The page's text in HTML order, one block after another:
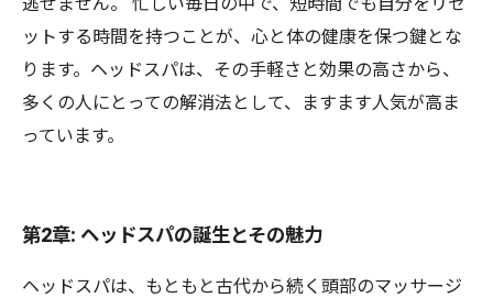
ットする時間を持つことが、心と体の健康を保つ鍵とな
ります。ヘッドスパは、その手軽さと効果の高さから、
多くの人にとっての解消法として、ますます人気が高ま
っています。
第2章: ヘッドスパの誕生とその魅力
ヘッドスパは、もともと古代から続く頭部のマッサージ